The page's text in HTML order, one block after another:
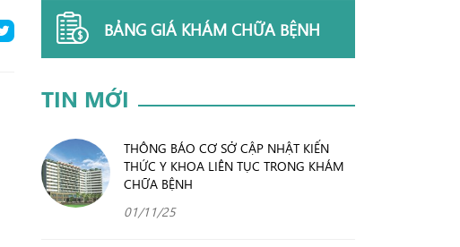
BẢNG GIÁ KHÁM CHỮA BỆNH
TIN MỚI
THÔNG BÁO CƠ SỞ CẬP NHẬT KIẾN
THỨC Y KHOA LIÊN TỤC TRONG KHÁM
CHỮA BỆNH
01/11/25